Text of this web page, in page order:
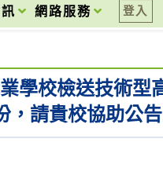
訊 網路服務 登入
學校檢送技術
，請貴校協助公